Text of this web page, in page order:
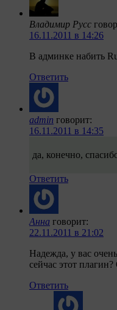
Владимир Русс
16.11.2011 в 14:26
В админке набить
Ответить
admin говорит:
16.11.2011 в 14:35
да, конечно,
Ответить
Анна говорит:
22.11.2011 в 21:02
Надежда, у вас
сейчас этот
Ответить